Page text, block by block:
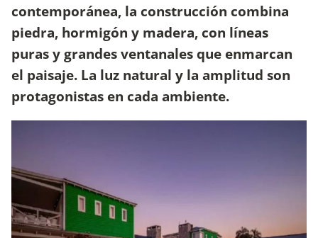
contemporánea, la construcción combina
piedra, hormigón y madera, con líneas
puras y grandes ventanales que enmarcan
el paisaje. La luz natural y la amplitud son
protagonistas en cada ambiente.